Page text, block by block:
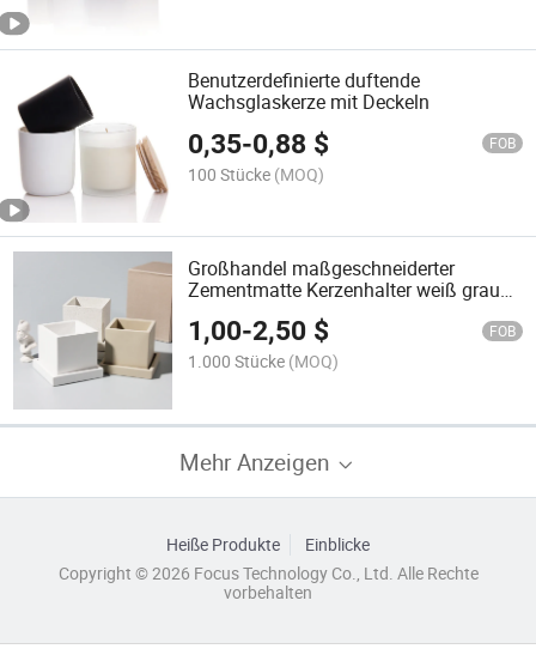
Benutzerdefinierte duftende
Wachsglaskerze mit Deckeln
0,35-0,88 $ FOB
100 Stücke (MOQ)
Großhandel maßgeschneiderter
Zementmatte Kerzenhalter weiß grau
matt leere Zementkerzengläser für die
Kerzenherstellung
1,00-2,50 $ FOB
1.000 Stücke (MOQ)
Mehr Anzeigen
Heiße Produkte
Einblicke
Copyright © 2026 Focus Technology Co., Ltd. Alle Rechte
vorbehalten